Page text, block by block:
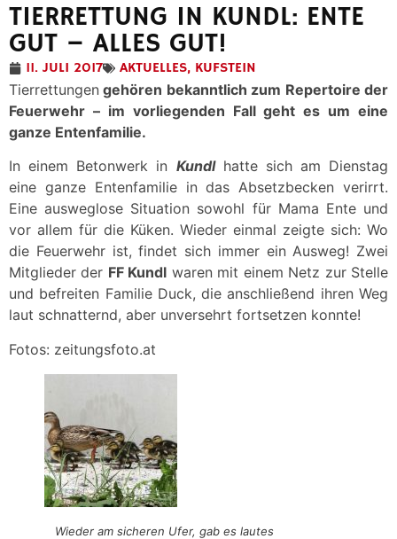
TIERRETTUNG IN KUNDL: ENTE
GUT – ALLES GUT!
11. JULI 2017 AKTUELLES, KUFSTEIN
Tierrettungen gehören bekanntlich zum Repertoire der
Feuerwehr – im vorliegenden Fall geht es um eine
ganze Entenfamilie.
In einem Betonwerk in Kundl hatte sich am Dienstag
eine ganze Entenfamilie in das Absetzbecken verirrt.
Eine ausweglose Situation sowohl für Mama Ente und
vor allem für die Küken. Wieder einmal zeigte sich: Wo
die Feuerwehr ist, findet sich immer ein Ausweg! Zwei
Mitglieder der FF Kundl waren mit einem Netz zur Stelle
und befreiten Familie Duck, die anschließend ihren Weg
laut schnatternd, aber unversehrt fortsetzen konnte!
Fotos: zeitungsfoto.at
Wieder am sicheren Ufer, gab es lautes